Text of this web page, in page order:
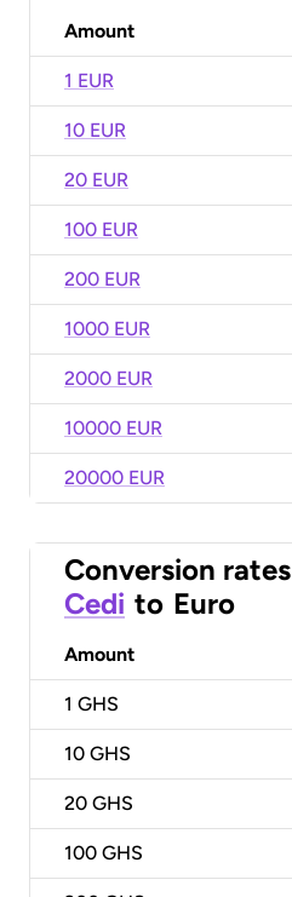
Amount
1 EUR
10 EUR
20 EUR
100 EUR
200 EUR
1000 EUR
2000 EUR
10000 EUR
20000 EUR
Conversion rates
Cedi to Euro
Amount
1 GHS
10 GHS
20 GHS
100 GHS